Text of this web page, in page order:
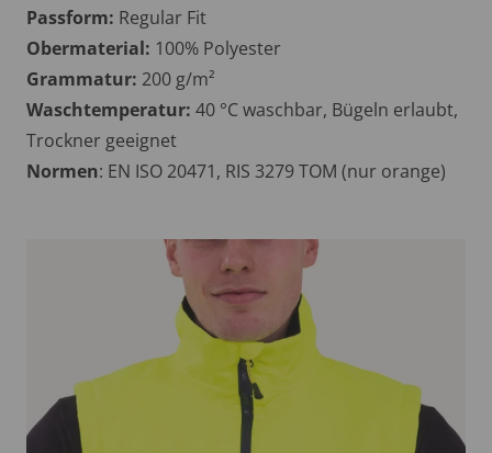
Passform: Regular Fit
Obermaterial: 100% Polyester
Grammatur: 200 g/m²
Waschtemperatur: 40 °C waschbar, Bügeln erlaubt,
Trockner geeignet
Normen: EN ISO 20471, RIS 3279 TOM (nur orange)